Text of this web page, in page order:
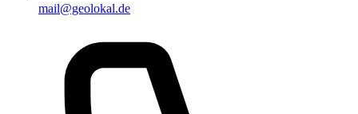
mail@geolokal.de